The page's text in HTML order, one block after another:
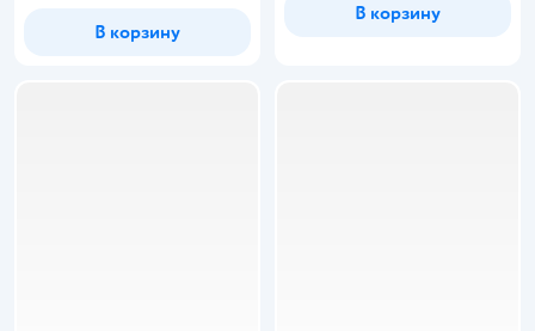
В корзину
В корзину